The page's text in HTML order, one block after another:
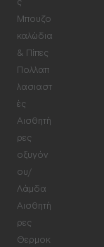
ς
Μπουζο
καλώδια
& Πίπες
Πολλαπ
λασιαστ
ές
Αισθητή
ρες
οξυγόν
ου/
Λάμδα
Αισθητή
ρες
Θερμοκ